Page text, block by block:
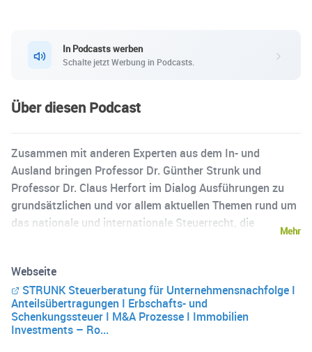
In Podcasts werben
Schalte jetzt Werbung in Podcasts.
Über diesen Podcast
Zusammen mit anderen Experten aus dem In- und
Ausland bringen Professor Dr. Günther Strunk und
Professor Dr. Claus Herfort im Dialog Ausführungen zu
grundsätzlichen und vor allem aktuellen Themen rund um
das nationale und internationale Steuerrecht, die
resultierender Konsequenzen. Die Steuer-Spezialisten
analysieren komplexe Sachverhalte offen und
verständlich und leiten mögliche Strategien und Lösungen
ab.
Mehr
Webseite
STRUNK Steuerberatung für Unternehmensnachfolge I
Anteilsübertragungen I Erbschafts- und
Schenkungssteuer I M&A Prozesse I Immobilien
Investments – Ro...